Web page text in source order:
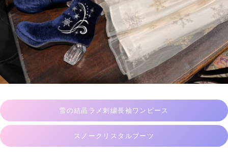
雪の結晶ラメ刺繍長袖ワンピース
スノークリスタルブーツ